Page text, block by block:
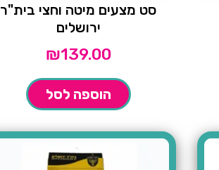
סט מצעים מיטה וחצי בית"ר
ירושלים
₪139.00
הוספה לסל